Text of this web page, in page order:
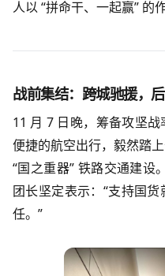
人以 “拼命干、一起赢” 的
战前集结：跨城驰援，
11 月 7 日晚，筹备攻坚
便捷的航空出行，毅然踏
“国之重器” 铁路交通建设
团长坚定表示：“支持国
任。”​